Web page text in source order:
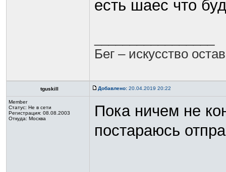
есть шаес что
Бег – искусство
tguskill Добавлено: 20.04.2019 20:22
Member
Статус: Не в сети
Регистрация: 08.08.2003
Откуда: Москва
Пока ничем не
постараюсь